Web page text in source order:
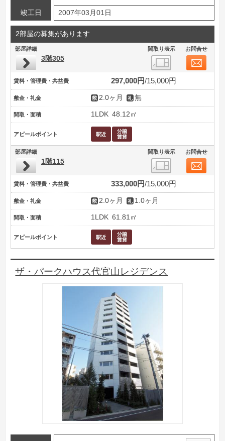
竣工日 2007年03月01日
2部屋の募集があります
部屋詳細 間取り表示 お問合せ
3階305
賃料・管理費・共益費 297,000円 15,000円
敷金・礼金 2.0ヶ月 無
間取・面積 1LDK 48.12㎡
アピールポイント
部屋詳細 間取り表示 お問合せ
1階115
賃料・管理費・共益費 333,000円 15,000円
敷金・礼金 2.0ヶ月 1.0ヶ月
間取・面積 1LDK 61.81㎡
アピールポイント
ザ・パークハウス代官山レジデンス